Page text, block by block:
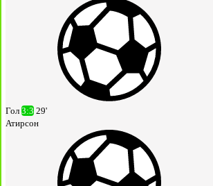
Гол 3:3 29'
Атирсон